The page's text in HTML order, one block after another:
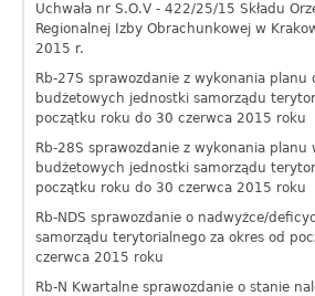
Uchwała nr S.O.V - 422/25/15 Składu
Regionalnej Izby Obrachunkowej w
2015 r.
Rb-27S sprawozdanie z wykonania planu
budżetowych jednostki samorządu
początku roku do 30 czerwca 2015 roku
Rb-28S sprawozdanie z wykonania planu
budżetowych jednostki samorządu
początku roku do 30 czerwca 2015 roku
Rb-NDS sprawozdanie o nadwyżce/
samorządu terytorialnego za okres od
czerwca 2015 roku
Rb-N Kwartalne sprawozdanie o stanie